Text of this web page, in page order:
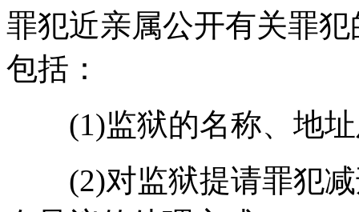
罪犯近亲属公开有关罪
包括：
(1)监狱的名称、地址
(2)对监狱提请罪犯减